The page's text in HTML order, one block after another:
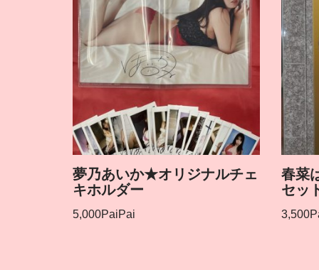
夢乃あいか★オリジナルチェ
キホルダー
5,000PaiPai
春菜
セッ
3,500